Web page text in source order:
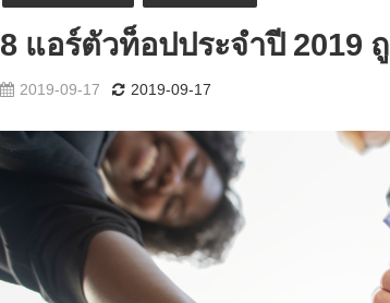
8 แอร์ตัวท็อปประจำปี 2019
2019-09-17 2019-09-17